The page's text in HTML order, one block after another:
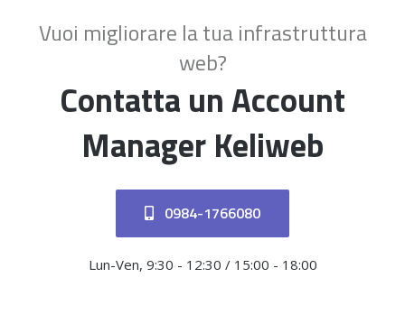
Vuoi migliorare la tua infrastruttura
web?
Contatta un Account
Manager Keliweb
0984-1766080
Lun-Ven, 9:30 - 12:30 / 15:00 - 18:00